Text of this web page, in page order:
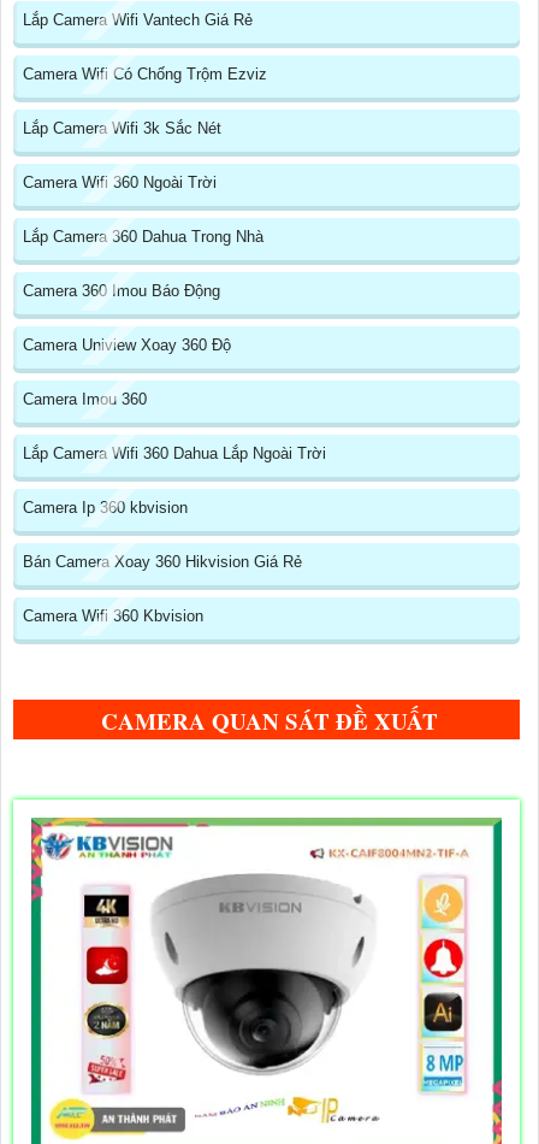
Lắp Camera Wifi Vantech Giá Rẻ
Camera Wifi Có Chống Trộm Ezviz
Lắp Camera Wifi 3k Sắc Nét
Camera Wifi 360 Ngoài Trời
Lắp Camera 360 Dahua Trong Nhà
Camera 360 Imou Báo Động
Camera Uniview Xoay 360 Độ
Camera Imou 360
Lắp Camera Wifi 360 Dahua Lắp Ngoài Trời
Camera Ip 360 kbvision
Bán Camera Xoay 360 Hikvision Giá Rẻ
Camera Wifi 360 Kbvision
CAMERA QUAN SÁT ĐỀ XUẤT